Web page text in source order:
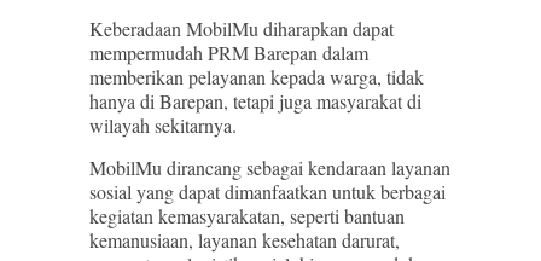
Keberadaan MobilMu diharapkan dapat
mempermudah PRM Barepan dalam
memberikan pelayanan kepada warga, tidak
hanya di Barepan, tetapi juga masyarakat di
wilayah sekitarnya.
MobilMu dirancang sebagai kendaraan layanan
sosial yang dapat dimanfaatkan untuk berbagai
kegiatan kemasyarakatan, seperti bantuan
kemanusiaan, layanan kesehatan darurat,